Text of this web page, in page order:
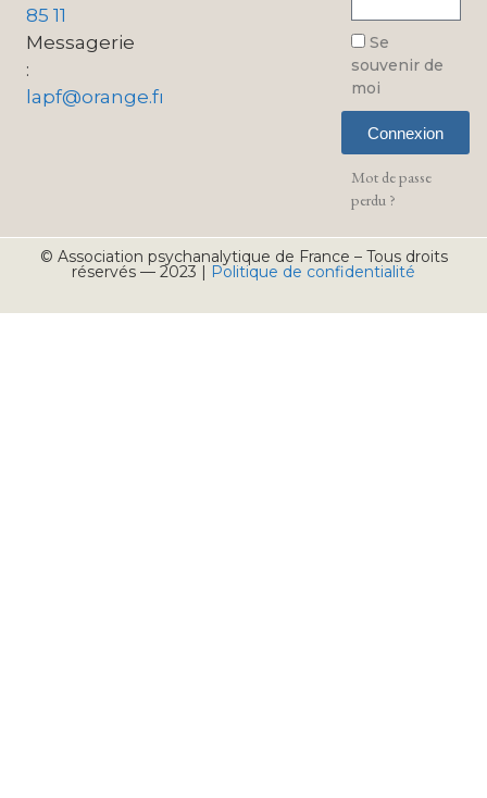
85 11
Messagerie
:
lapf@orange.fr
Se
souvenir de
moi
Connexion
Mot de passe
perdu ?
© Association psychanalytique de France – Tous droits
réservés — 2023 | Politique de confidentialité